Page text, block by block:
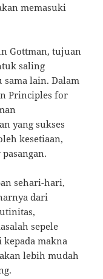
memasuki
Gottman, tujuan
saling
sama lain. Dalam
Principles for
yang sukses
kesetiaan,
sehari-hari,
dari
sepele
makna
lebih mudah